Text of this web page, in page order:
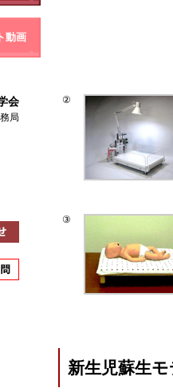
動画
会
局
②
③
新生児蘇生